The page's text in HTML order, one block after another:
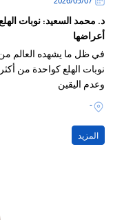
د. محمد السعيد: نوبات
أعراضها
في ظل ما يشهده العالم
نوبات الهلع كواحدة من
وعدم اليقين
-
المزيد